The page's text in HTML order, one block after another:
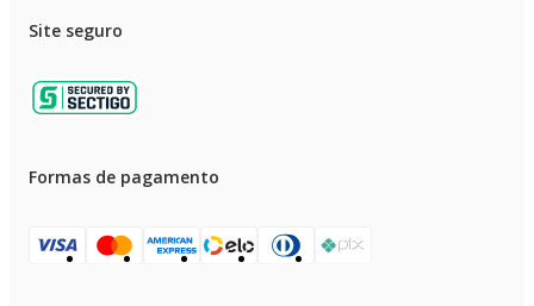
Site seguro
Formas de pagamento